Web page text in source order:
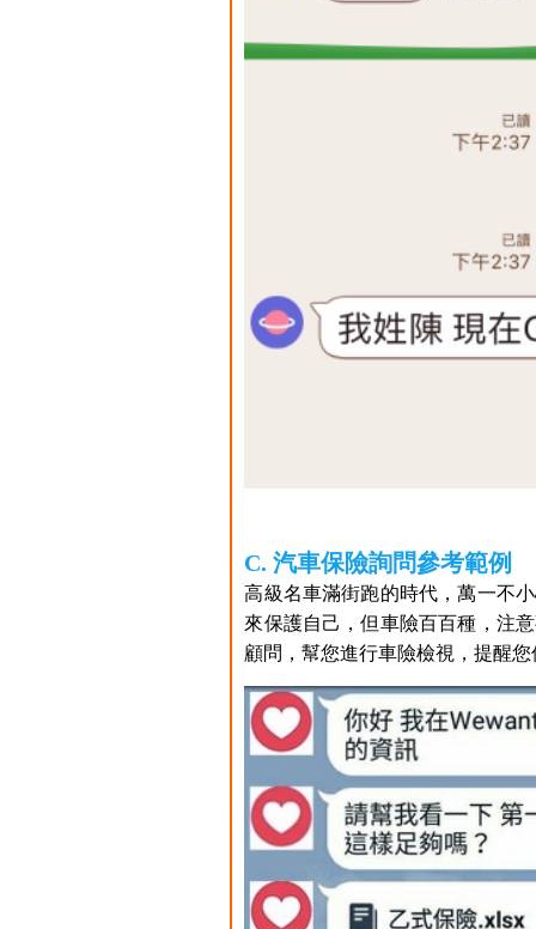
C. 汽車保險詢問參考範例
高級名車滿街跑的時代，萬一不
來保護自己，但車險百百種，注
顧問，幫您進行車險檢視，提醒